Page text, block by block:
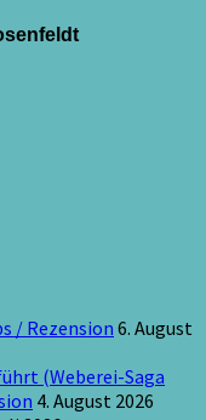
/ Rezension 6. August
(Weberei-Saga
4. August 2026